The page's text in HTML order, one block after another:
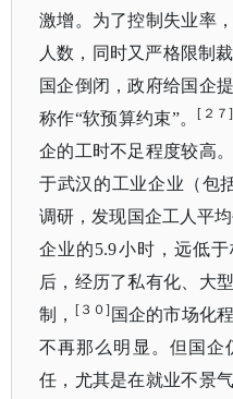
激增。为了控制失业率
人数，同时又严格限制
国企倒闭，政府给国企
称作“软预算约束”。[２７
企的工时不足程度较高
于武汉的工业企业（包
调研，发现国企工人平
企业的5.9小时，远低于
后，经历了私有化、大
制，
[３０] 国企的市场化
不再那么明显。但国企
任，尤其是在就业不景